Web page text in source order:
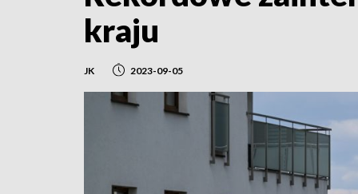
kraju
JK 2023-09-05